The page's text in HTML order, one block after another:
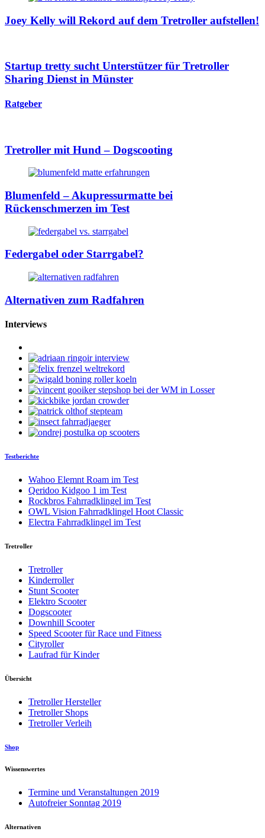
Joey Kelly will Rekord auf dem Tretroller aufstellen!
Startup tretty sucht Unterstützer für Tretroller
Sharing Dienst in Münster
Ratgeber
Tretroller mit Hund – Dogscooting
Blumenfeld – Akupressurmatte bei
Rückenschmerzen im Test
Federgabel oder Starrgabel?
Alternativen zum Radfahren
Interviews
Testberichte
Wahoo Elemnt Roam im Test
Qeridoo Kidgoo 1 im Test
Rockbros Fahrradklingel im Test
OWL Vision Fahrradklingel Hoot Classic
Electra Fahrradklingel im Test
Tretroller
Tretroller
Kinderroller
Stunt Scooter
Elektro Scooter
Dogscooter
Downhill Scooter
Speed Scooter für Race und Fitness
Cityroller
Laufrad für Kinder
Übersicht
Tretroller Hersteller
Tretroller Shops
Tretroller Verleih
Shop
Wissenswertes
Termine und Veranstaltungen 2019
Autofreier Sonntag 2019
Alternativen